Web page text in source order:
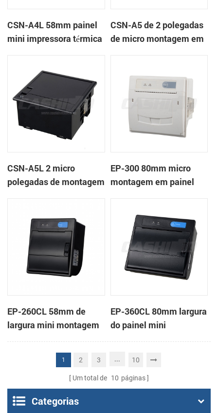
CSN-A4L 58mm painel
mini impressora térmica
CSN-A5 de 2 polegadas
de micro montagem em
CSN-A5L 2 micro
polegadas de montagem
EP-300 80mm micro
montagem em painel
EP-260CL 58mm de
largura mini montagem
em painel impressora
térmica com a auto-
EP-360CL 80mm largura
do painel mini
impressora térmica com
1 2 3 ... 10
Um total de 10 páginas
Categorias